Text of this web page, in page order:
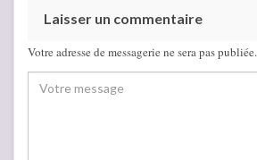
Laisser un commentaire
Votre adresse de messagerie ne sera pas publiée.